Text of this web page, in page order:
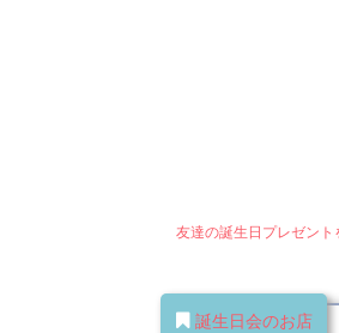
友達の誕生日プレゼント
誕生日会のお店